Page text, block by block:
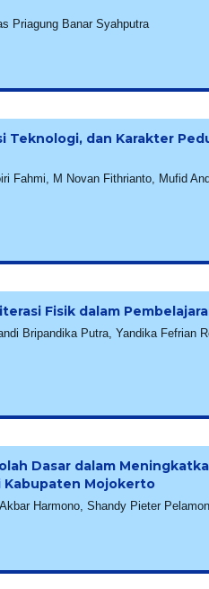
Priagung Banar Syahputra
Teknologi, dan Karakter
Fahmi, M Novan Fithrianto, Mufid
Fisik dalam
Bripandika Putra, Yandika Fefrian
Dasar dalam
Kabupaten Mojokerto
Harmono, Shandy Pieter